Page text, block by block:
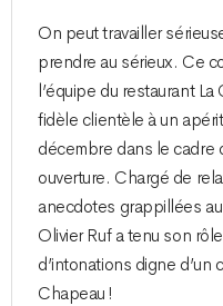
On peut travailler
prendre au sérieux. Ce
l’équipe du restaurant
fidèle clientèle à un
décembre dans le cadre
ouverture. Chargé de
anecdotes grappillées
Olivier Ruf a tenu son
d’intonations digne d’un
Chapeau !